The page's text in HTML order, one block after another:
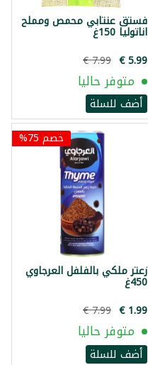
فستق عنتابي محمص ومملح
اناتوليا 150غ
متوفر حاليا
أضف للسلة
خصم 75%
زعتر ملكي بالفلفل العرجاوي
450غ
متوفر حاليا
أضف للسلة